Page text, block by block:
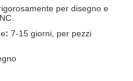
per disegno e
: 7-15 giorni, per pezzi